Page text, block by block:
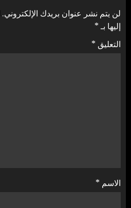
لن يتم نشر عنوان بريدك الإلكتروني.
إليها بـ*
التعليق *
الاسم *